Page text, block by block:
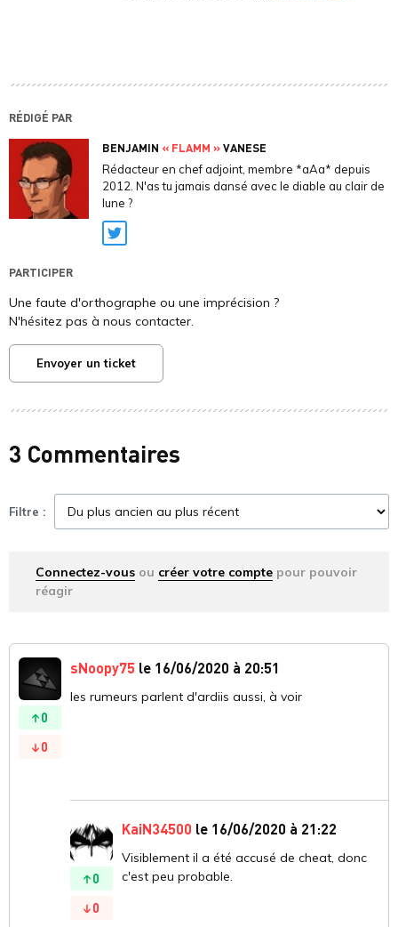
RÉDIGÉ PAR
BENJAMIN « FLAMM »VANESE
Rédacteur en chef adjoint, membre *aAa* depuis
2012. N'as tu jamais dansé avec le diable au clair de
lune ?
Twitter
PARTICIPER
Une faute d'orthographe ou une imprécision ?
N'hésitez pas à nous contacter.
Envoyer un ticket
3 Commentaires
Filtre :
Connectez-vous ou créer votre compte pour pouvoir
réagir
0
0
sNoopy75 le 16/06/2020 à 20:51
les rumeurs parlent d'ardiis aussi, à voir
0
0
KaiN34500 le 16/06/2020 à 21:22
Visiblement il a été accusé de cheat, donc
c'est peu probable.